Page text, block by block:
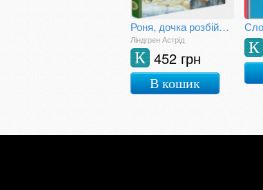
Роня, дочка розбійника
Ліндгрен Астрід
452 грн
К
В кошик
К